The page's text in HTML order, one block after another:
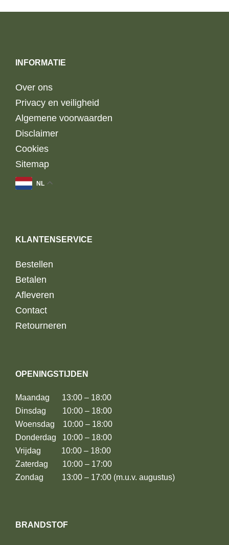
INFORMATIE
Over ons
Privacy en veiligheid
Algemene voorwaarden
Disclaimer
Cookies
Sitemap
NL
KLANTENSERVICE
Bestellen
Betalen
Afleveren
Contact
Retourneren
OPENINGSTIJDEN
Maandag 13:00 – 18:00
Dinsdag 10:00 – 18:00
Woensdag 10:00 – 18:00
Donderdag 10:00 – 18:00
Vrijdag 10:00 – 18:00
Zaterdag 10:00 – 17:00
Zondag 13:00 – 17:00 (m.u.v. augustus)
BRANDSTOF